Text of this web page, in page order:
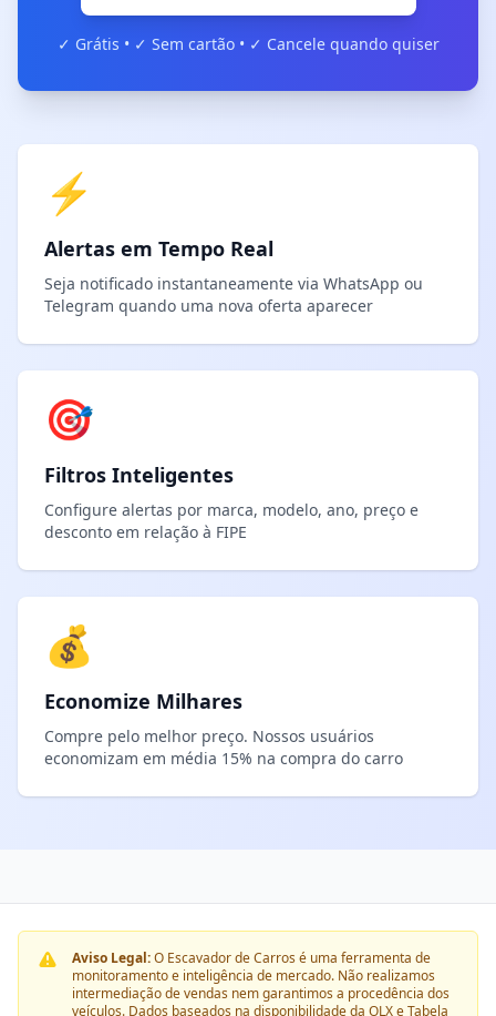
✓ Grátis • ✓ Sem cartão • ✓ Cancele quando quiser
⚡
Alertas em Tempo Real
Seja notificado instantaneamente via WhatsApp ou
Telegram quando uma nova oferta aparecer
🎯
Filtros Inteligentes
Configure alertas por marca, modelo, ano, preço e
desconto em relação à FIPE
💰
Economize Milhares
Compre pelo melhor preço. Nossos usuários
economizam em média 15% na compra do carro
Aviso Legal:O Escavador de Carros é uma ferramenta de
monitoramento e inteligência de mercado. Não realizamos
intermediação de vendas nem garantimos a procedência dos
veículos. Dados baseados na disponibilidade da OLX e Tabela